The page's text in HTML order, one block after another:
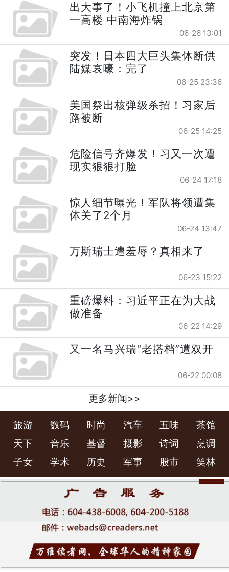
出大事了！小飞机撞上北京第
一高楼 中南海炸锅
06-26 13:01
突发！日本四大巨头集体断供
陆媒哀嚎：完了
06-25 23:36
美国祭出核弹级杀招！习家后
路被断
06-25 14:25
危险信号齐爆发！习又一次遭
现实狠狠打脸
06-24 17:18
惊人细节曝光！军队将领遭集
体关了2个月
06-24 13:47
万斯瑞士遭羞辱？真相来了
06-23 15:22
重磅爆料：习近平正在为大战
做准备
06-22 14:29
又一名马兴瑞“老搭档”遭双开
06-22 00:08
更多新闻>>
旅游 数码 时尚 汽车 五味
茶馆
天下
音乐 基督 摄影 诗词
烹调
子女
学术 历史 军事 股市 笑林